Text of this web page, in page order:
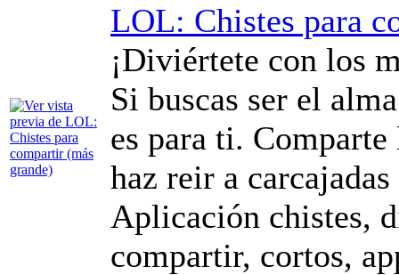
LOL: Chistes para
¡Diviértete con los
Si buscas ser el
es para ti.
haz reir a
Aplicación chistes,
compartir, cortos,